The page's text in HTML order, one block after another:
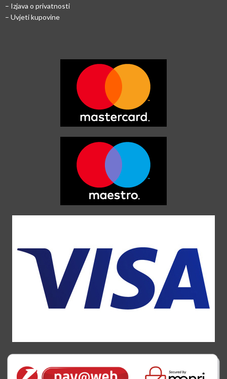
– Izjava o privatnosti
– Uvjeti kupovine